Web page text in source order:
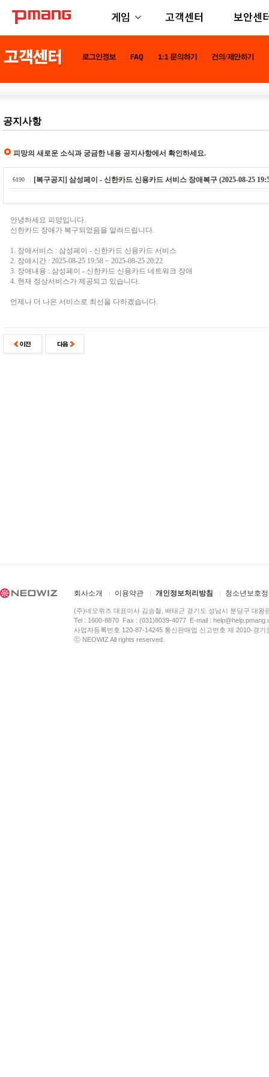
게임 고객센터 보안센
공지사항
피망의 새로운 소식과 궁금한 내용 공지사항에서 확인하세요.
6190 [복구공지] 삼성페이 - 신한카드 신용카드 서비스 장애복구 (2025-08-25
안녕하세요 피망입니다.
신한카드 장애가 복구되었음을 알려드립니다.
1. 장애서비스 : 삼성페이 - 신한카드 신용카드 서비스
2. 장애시간 : 2025-08-25 19:58 ~ 2025-08-25 20:22
3. 장애내용 : 삼성페이 - 신한카드 신용카드 네트워크 장애
4. 현재 정상서비스가 제공되고 있습니다.
언제나 더 나은 서비스로 최선을 다하겠습니다.
회사소개 이용약관 개인정보처리방침 청소년보호
(주)네오위즈 대표이사 김승철, 배태근 경기도 성남시 분당구 대왕
Tel : 1600-8870 Fax : (031)8039-4077 E-mail :
사업자등록번호 120-87-14245 통신판매업 신고번호 제 2010-경
ⓒ NEOWIZ All rights reserved.